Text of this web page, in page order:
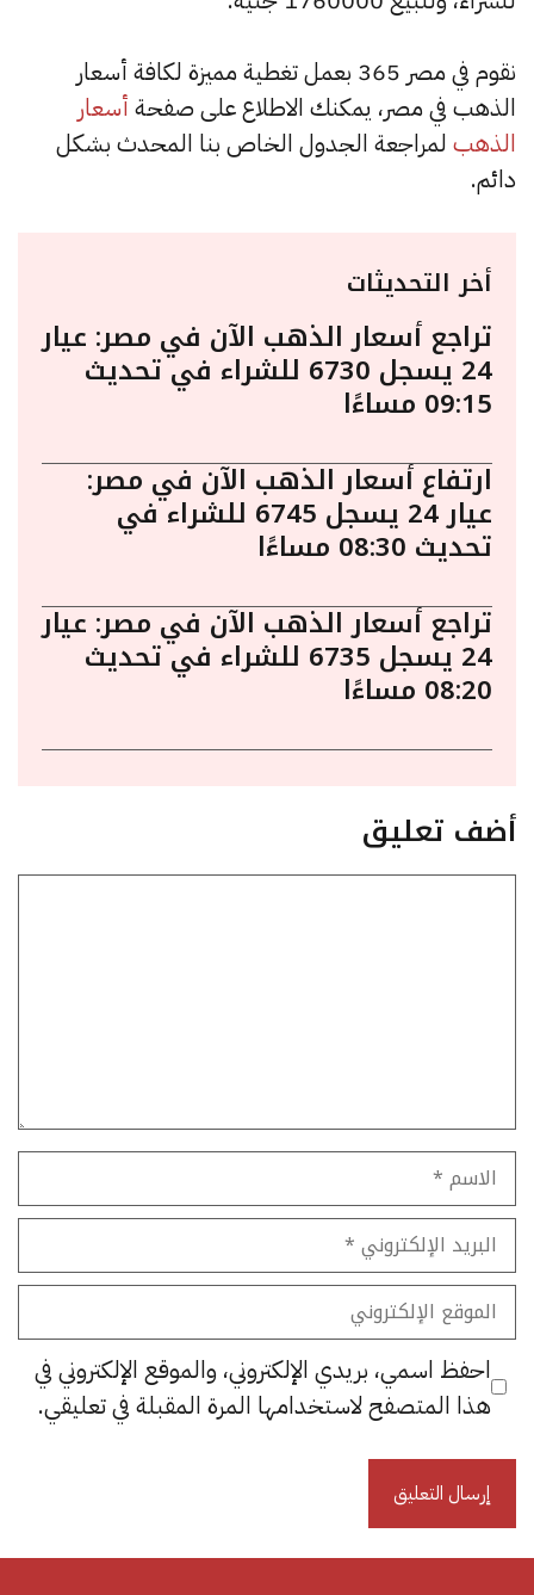
نقوم في مصر 365 بعمل تغطية مميزة لكافة أسعار
الذهب في مصر، يمكنك الاطلاع على صفحة أسعار
الذهب لمراجعة الجدول الخاص بنا المحدث بشكل
دائم.
أخر التحديثات
تراجع أسعار الذهب الآن في مصر: عيار
24 يسجل 6730 للشراء في تحديث
09:15 مساءًا
ارتفاع أسعار الذهب الآن في مصر:
عيار 24 يسجل 6745 للشراء في
تحديث 08:30 مساءًا
تراجع أسعار الذهب الآن في مصر: عيار
24 يسجل 6735 للشراء في تحديث
08:20 مساءًا
أضف تعليق
الاسم
البريد
الإلكتروني
الموقع
الإلكتروني
احفظ اسمي، بريدي الإلكتروني، والموقع الإلكتروني في
هذا المتصفح لاستخدامها المرة المقبلة في تعليقي.